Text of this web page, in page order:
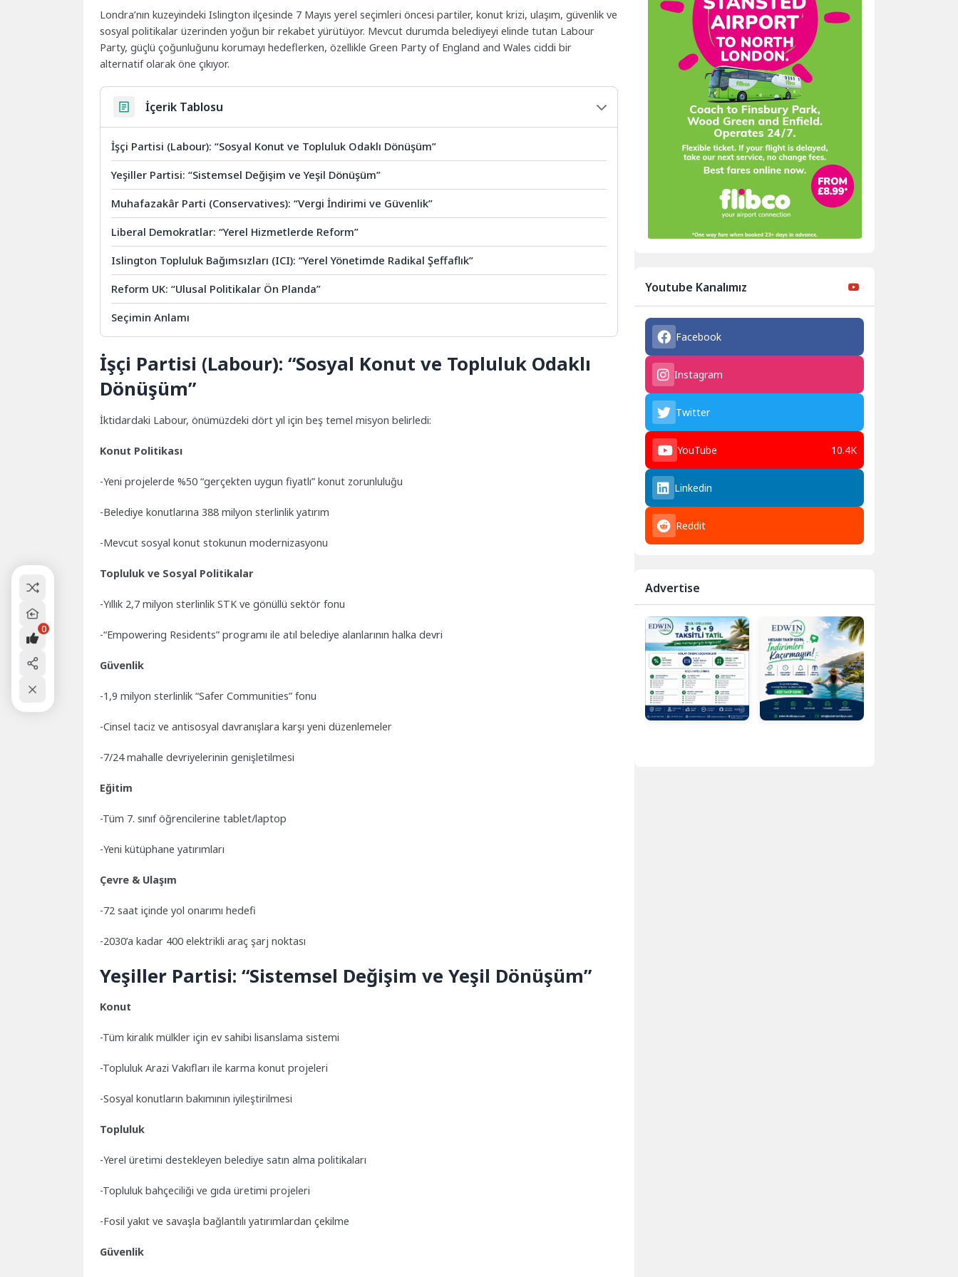
Londra’nın kuzeyindeki Islington ilçesinde 7 Mayıs yerel seçimleri öncesi partiler, konut krizi, ulaşım, güvenlik ve
sosyal politikalar üzerinden yoğun bir rekabet yürütüyor. Mevcut durumda belediyeyi elinde tutan Labour
Party, güçlü çoğunluğunu korumayı hedeflerken, özellikle Green Party of England and Wales ciddi bir
alternatif olarak öne çıkıyor.
İçerik Tablosu
İşçi Partisi (Labour): “Sosyal Konut ve Topluluk Odaklı Dönüşüm”
Yeşiller Partisi: “Sistemsel Değişim ve Yeşil Dönüşüm”
Muhafazakâr Parti (Conservatives): “Vergi İndirimi ve Güvenlik”
Liberal Demokratlar: “Yerel Hizmetlerde Reform”
Islington Topluluk Bağımsızları (ICI): “Yerel Yönetimde Radikal Şeffaflık”
Reform UK: “Ulusal Politikalar Ön Planda”
Seçimin Anlamı
İşçi Partisi (Labour): “Sosyal Konut ve Topluluk Odaklı
Dönüşüm”
İktidardaki Labour, önümüzdeki dört yıl için beş temel misyon belirledi:
Konut Politikası
-Yeni projelerde %50 “gerçekten uygun fiyatlı” konut zorunluluğu
-Belediye konutlarına 388 milyon sterlinlik yatırım
-Mevcut sosyal konut stokunun modernizasyonu
Topluluk ve Sosyal Politikalar
-Yıllık 2,7 milyon sterlinlik STK ve gönüllü sektör fonu
-“Empowering Residents” programı ile atıl belediye alanlarının halka devri
Güvenlik
-1,9 milyon sterlinlik “Safer Communities” fonu
-Cinsel taciz ve antisosyal davranışlara karşı yeni düzenlemeler
-7/24 mahalle devriyelerinin genişletilmesi
Eğitim
-Tüm 7. sınıf öğrencilerine tablet/laptop
-Yeni kütüphane yatırımları
Çevre & Ulaşım
-72 saat içinde yol onarımı hedefi
-2030’a kadar 400 elektrikli araç şarj noktası
Yeşiller Partisi: “Sistemsel Değişim ve Yeşil Dönüşüm”
Konut
-Tüm kiralık mülkler için ev sahibi lisanslama sistemi
-Topluluk Arazi Vakıfları ile karma konut projeleri
-Sosyal konutların bakımının iyileştirilmesi
Topluluk
-Yerel üretimi destekleyen belediye satın alma politikaları
-Topluluk bahçeciliği ve gıda üretimi projeleri
-Fosil yakıt ve savaşla bağlantılı yatırımlardan çekilme
Güvenlik
Youtube Kanalımız
Facebook
Instagram
Twitter
YouTube 10.4K
Linkedin
Reddit
Advertise
0